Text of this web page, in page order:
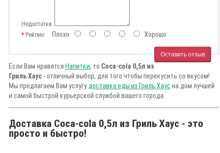
Недостатки:
РейтингПлохо Хорошо
Оставить отзыв
Если Вам нравятся Напитки, то Coca-cola 0,5л из
Гриль Хаус - отличный выбор, для того чтобы перекусить со вкусом!
Мы предлагаем Вам услугу доставка еды из Гриль Хаус на дом лучшей
и самой быстрой курьерской службой вашего города.
Доставка Coca-cola 0,5л из Гриль Хаус - это
просто и быстро!